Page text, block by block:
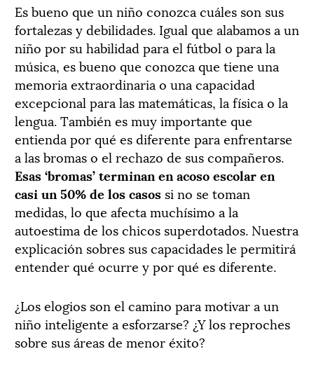
Es bueno que un niño conozca cuáles son sus
fortalezas y debilidades. Igual que alabamos a un
niño por su habilidad para el fútbol o para la
música, es bueno que conozca que tiene una
memoria extraordinaria o una capacidad
excepcional para las matemáticas, la física o la
lengua. También es muy importante que
entienda por qué es diferente para enfrentarse
a las bromas o el rechazo de sus compañeros.
Esas ‘bromas’ terminan en acoso escolar en
casi un 50% de los casos si no se toman
medidas, lo que afecta muchísimo a la
autoestima de los chicos superdotados. Nuestra
explicación sobres sus capacidades le permitirá
entender qué ocurre y por qué es diferente.
¿Los elogios son el camino para motivar a un
niño inteligente a esforzarse? ¿Y los reproches
sobre sus áreas de menor éxito?